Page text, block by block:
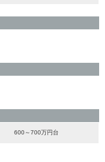
600～700万円台